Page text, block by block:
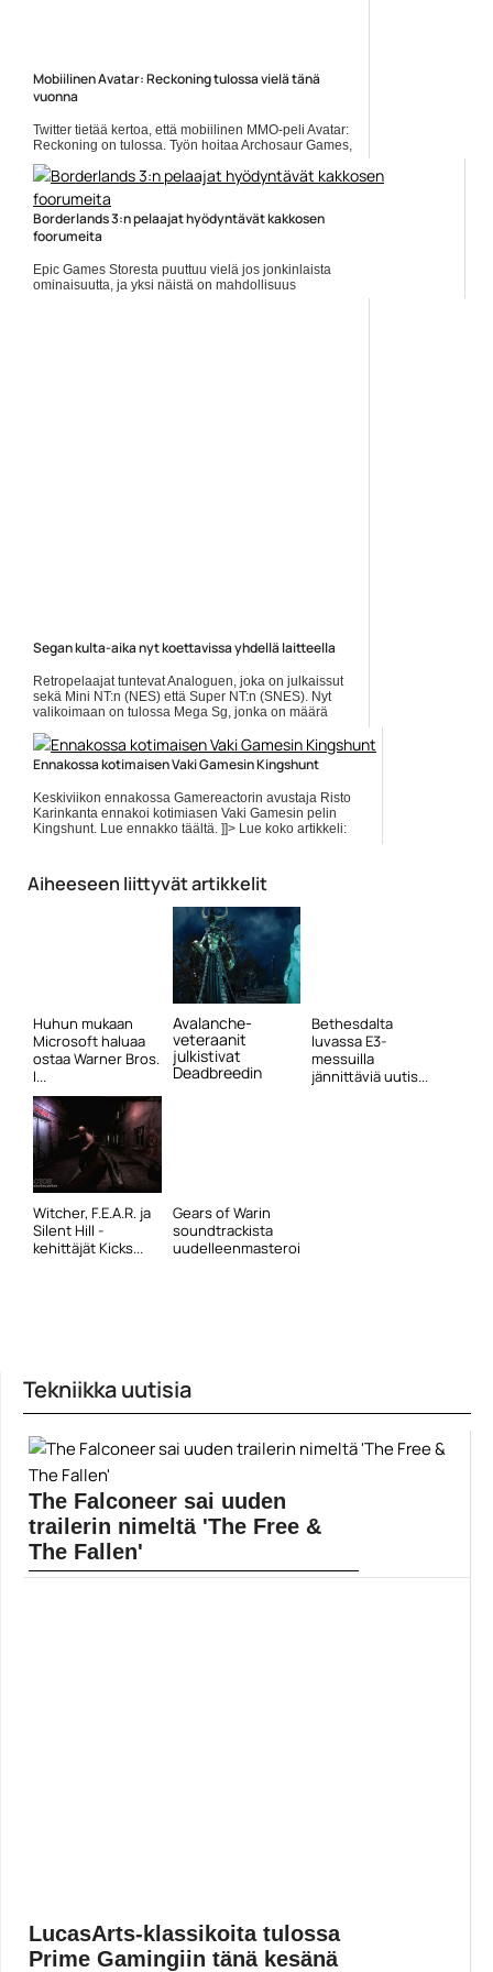
Mobiilinen Avatar: Reckoning tulossa vielä tänä
vuonna
Twitter tietää kertoa, että mobiilinen MMO-peli Avatar:
Reckoning on tulossa. Työn hoitaa Archosaur Games,
ja julkaisun sitten Kiinan teknologiajätti Tencent.
Julkaisun... Lue koko artikkeli:
https://www.gamereactor.fi/uutiset/916703/Mobiilinen+Ava...
Yleinen
Borderlands 3:n pelaajat hyödyntävät kakkosen
foorumeita
Epic Games Storesta puuttuu vielä jos jonkinlaista
ominaisuutta, ja yksi näistä on mahdollisuus
Segan kulta-aika nyt koettavissa yhdellä laitteella
Retropelaajat tuntevat Analoguen, joka on julkaissut
sekä Mini NT:n (NES) että Super NT:n (SNES). Nyt
valikoimaan on tulossa Mega Sg, jonka on määrä
https://www.gamereactor.fi/uutiset/582033/Segan+kultaaik...
Yleinen
Ennakossa kotimaisen Vaki Gamesin Kingshunt
Keskiviikon ennakossa Gamereactorin avustaja Risto
Karinkanta ennakoi kotimiasen Vaki Gamesin pelin
Kingshunt. Lue ennakko täältä. ]]> Lue koko artikkeli:
https://www.gamereactor.fi/uutiset/798023/
Yleinen
Aiheeseen liittyvät artikkelit
Huhun mukaan
Microsoft haluaa
ostaa Warner Bros.
I...
Avalanche-
veteraanit
julkistivat
Deadbreedin
Bethesdalta
luvassa E3-
messuilla
jännittäviä uutis...
Witcher, F.E.A.R. ja
Silent Hill -
kehittäjät Kicks...
Gears of Warin
soundtrackista
uudelleenmasterointi...
Tekniikka uutisia
The Falconeer sai uuden
trailerin nimeltä 'The Free &
The Fallen'
LucasArts-klassikoita tulossa
Prime Gamingiin tänä kesänä